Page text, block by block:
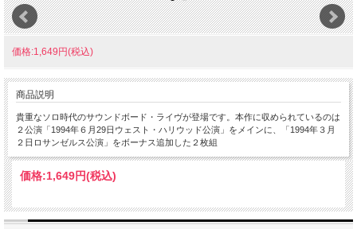
価格:1,649円(税込)
商品説明
貴重なソロ時代のサウンドボード・ライヴが登場です。本作に収められているのは
２公演「1994年６月29日ウェスト・ハリウッド公演」をメインに、「1994年３月
２日ロサンゼルス公演」をボーナス追加した２枚組
価格:1,649円(税込)